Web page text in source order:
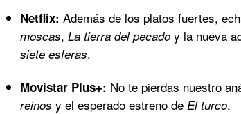
Netflix: Además de los platos fuertes,
moscas, La tierra del pecado y la nueva
siete esferas.
Movistar Plus+: No te pierdas nuestro
reinos y el esperado estreno de El turco.